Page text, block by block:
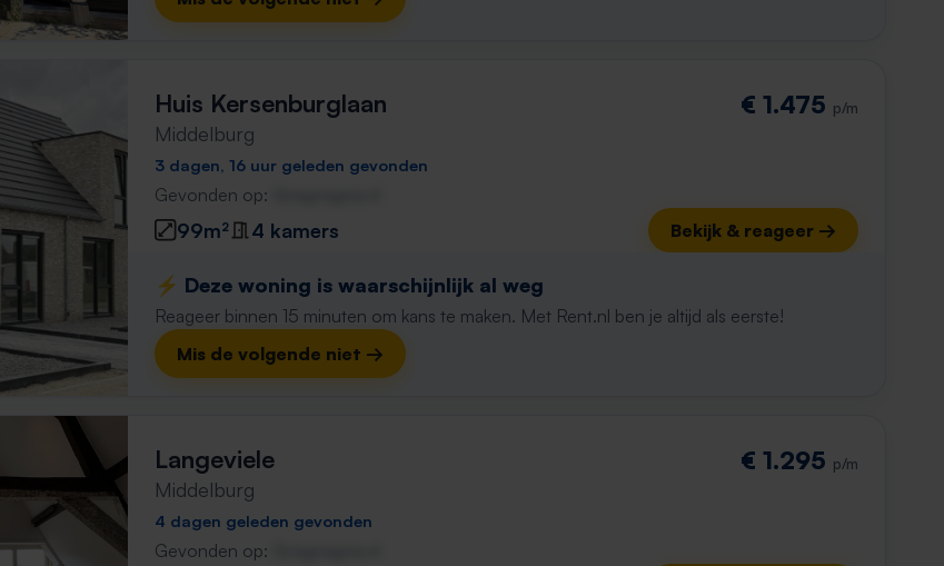
Huis Kersenburglaan
Middelburg
€ 1.475 p/m
3 dagen, 16 uur geleden gevonden
Gevonden op:
99m² 4 kamers Bekijk & reageer →
⚡️ Deze woning is waarschijnlijk al weg
Reageer binnen 15 minuten om kans te maken. Met Rent.nl ben je altijd als eerste!
Mis de volgende niet →
Langeviele
Middelburg
€ 1.295 p/m
4 dagen geleden gevonden
Gevonden op: